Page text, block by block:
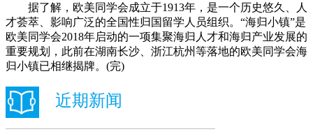
据了解，欧美同学会成立于1913年，是一个历史悠久、人
才荟萃、影响广泛的全国性归国留学人员组织。“海归小镇”是
欧美同学会2018年启动的一项集聚海归人才和海归产业发展的
重要规划，此前在湖南长沙、浙江杭州等落地的欧美同学会海
归小镇已相继揭牌。(完)